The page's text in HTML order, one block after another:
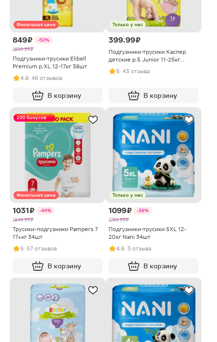
Финальная цена
849 ₽
-50%
1699.99 ₽
Подгузники-трусики Elibell
Premium р.XL 12-17кг 38шт
4.8· 46 отзывов
В корзину
Только у нас
399.99 ₽
Подгузники-трусики Каспер
детские р.5 Junior 11-25кг
17шт/16шт
5· 43 отзыва
В корзину
200 бонусов
Финальная цена
1031 ₽
-44%
1849.99 ₽
Трусики-подгузники Pampers 7
17+кг 34шт
5· 57 отзывов
В корзину
Только у нас
1099 ₽
-38%
1799.99 ₽
Подгузники-трусики 5XL 12-
20кг Nani 34шт
4.6· 3 отзыва
В корзину